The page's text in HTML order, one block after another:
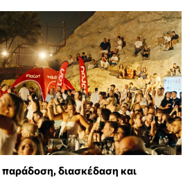
διασκέδαση και